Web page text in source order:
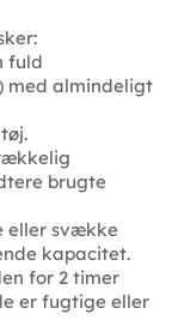
fuld
med almindeligt
brugte
eller svække
kapacitet.
for 2 timer
er fugtige eller